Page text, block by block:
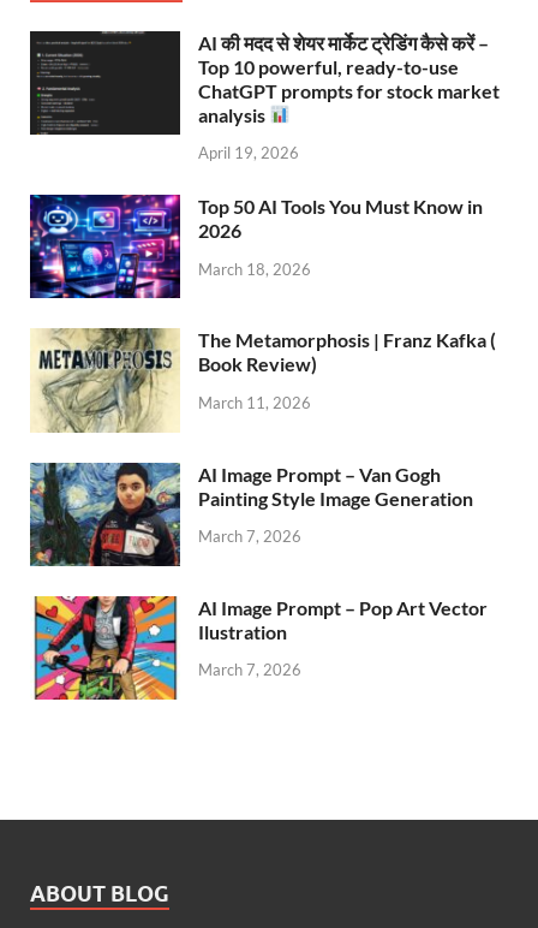
AI की मदद से शेयर मार्केट ट्रेडिंग कैसे करें –
Top 10 powerful, ready-to-use
ChatGPT prompts for stock market
analysis
April 19, 2026
Top 50 AI Tools You Must Know in
2026
March 18, 2026
The Metamorphosis | Franz Kafka (
Book Review)
March 11, 2026
AI Image Prompt – Van Gogh
Painting Style Image Generation
March 7, 2026
AI Image Prompt – Pop Art Vector
Ilustration
March 7, 2026
ABOUT BLOG